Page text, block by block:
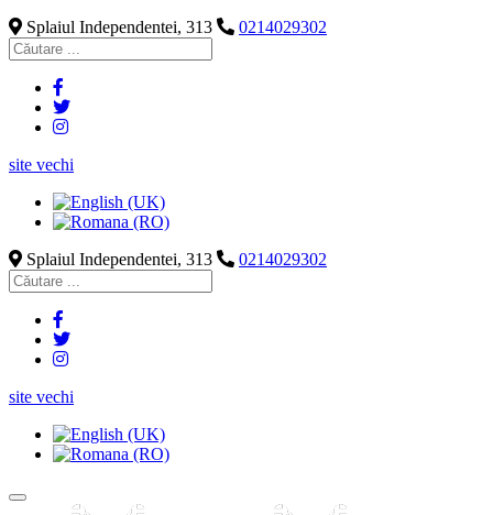
Splaiul Independentei, 313
0214029302
site vechi
Splaiul Independentei, 313 0214029302
site vechi